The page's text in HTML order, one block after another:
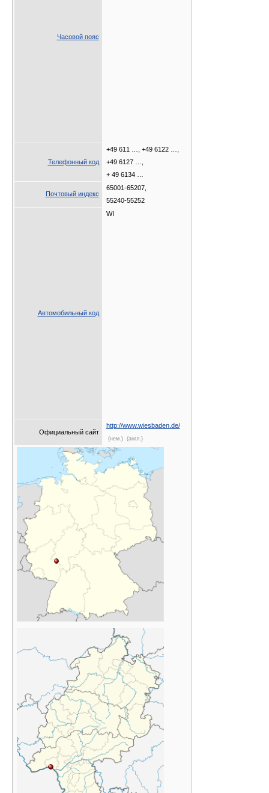
Часовой пояс
Телефонный код
+49 611 …, +49 6122 …,
+49 6127 …,
+ 49 6134 …
Почтовый индекс
65001-65207,
55240-55252
Автомобильный код
WI
Официальный сайт
http://www.wiesbaden.de/
(нем.) (англ.)